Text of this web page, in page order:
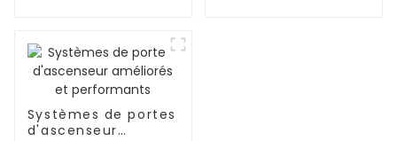
Systèmes de portes
d'ascenseur